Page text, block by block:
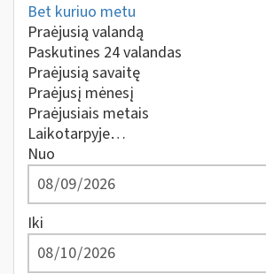
Bet kuriuo metu
Praėjusią valandą
Paskutines 24 valandas
Praėjusią savaitę
Praėjusį mėnesį
Praėjusiais metais
Laikotarpyje…
Nuo
Iki